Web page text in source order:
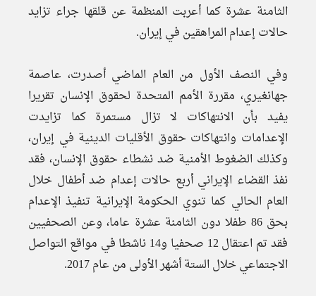
الثامنة عشرة كما أعربت المنظمة عن قلقها جراء تزايد
حالات إعدام المراهقين في إيران.
وفي النصف الأول من العام الماضي أصدرت، عاصمة
جهانغيري، مقررة الأمم المتحدة لحقوق الإنسان تقريرا
يفيد بأن الانتهاكات لا تزال مستمرة كما تزايدت
الإعدامات وانتهاكات حقوق الأقليات الدينية في إيران،
وكذلك الضغوط الأمنية ضد نشطاء حقوق الإنسان، فقد
نفذ القضاء الإيراني أربع حالات إعدام ضد أطفال خلال
العام الحالي كما تنوي الحكومة الإيرانية تنفيذ الإعدام
بحق 86 طفلا دون الثامنة عشرة عاما، وعن الصحفيين
فقد تم اعتقال 12 صحفيا و14 ناشطا في مواقع التواصل
الاجتماعي خلال الستة أشهر الأولى من عام 2017.